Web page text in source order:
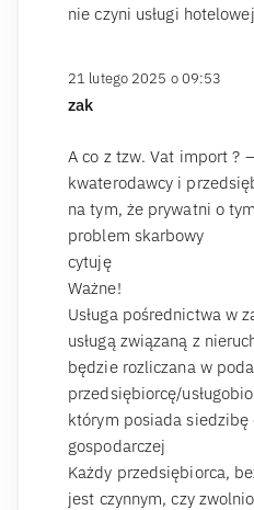
nie czyni usługi
21 lutego 2025 o 09:53
zak
A co z tzw. Vat import ?
kwaterodawcy i
na tym, że prywatni o
problem skarbowy
cytuję
Ważne!
Usługa pośrednictwa w
usługą związaną z
będzie rozliczana w
przedsiębiorcę/
którym posiada siedzibę
gospodarczej
Każdy przedsiębiorca,
jest czynnym, czy